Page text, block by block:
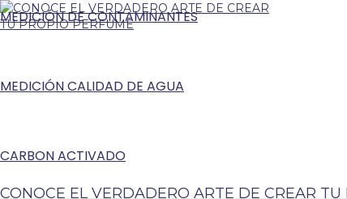
MEDICIÓN DE CONTAMINANTES
MEDICIÓN CALIDAD DE AGUA
CARBON ACTIVADO
CONOCE EL VERDADERO ARTE DE CREAR